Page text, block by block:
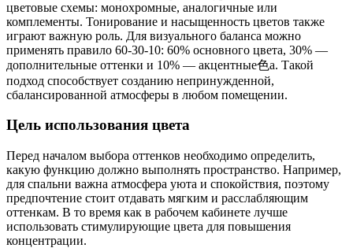
цветовые схемы: монохромные, аналогичные или
комплементы. Тонирование и насыщенность цветов также
играют важную роль. Для визуального баланса можно
применять правило 60-30-10: 60% основного цвета, 30% —
дополнительные оттенки и 10% — акцентные色а. Такой
подход способствует созданию непринужденной,
сбалансированной атмосферы в любом помещении.
Цель использования цвета
Перед началом выбора оттенков необходимо определить,
какую функцию должно выполнять пространство. Например,
для спальни важна атмосфера уюта и спокойствия, поэтому
предпочтение стоит отдавать мягким и расслабляющим
оттенкам. В то время как в рабочем кабинете лучше
использовать стимулирующие цвета для повышения
концентрации.